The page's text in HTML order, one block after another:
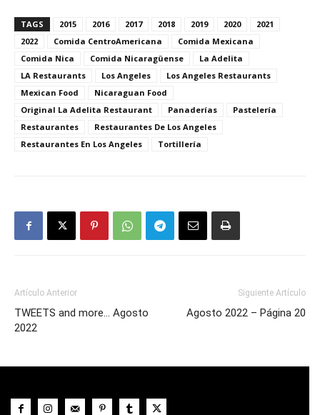
TAGS 2015 2016 2017 2018 2019 2020
2021
2022
Comida CentroAmericana
Comida Mexicana
Comida Nica
Comida Nicaragüense
La Adelita
LA Restaurants
Los Angeles
Los Angeles Restaurants
Mexican Food
Nicaraguan Food
Original La Adelita Restaurant
Panaderías
Pastelería
Restaurantes
Restaurantes De Los Angeles
Restaurantes En Los Angeles
Tortillería
Artículo Anterior
TWEETS and more… Agosto
2022
Siguiente Artículo
Agosto 2022 – Página 20